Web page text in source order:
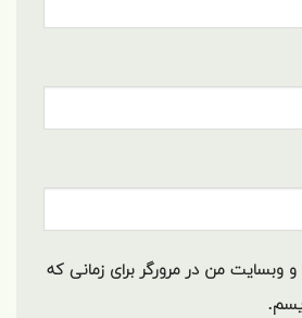
و وبسایت من در مرورگر برای زمانی که